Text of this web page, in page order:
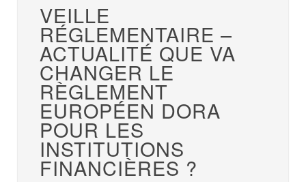
VEILLE
RÉGLEMENTAIRE –
ACTUALITÉ QUE VA
CHANGER LE
RÈGLEMENT
EUROPÉEN DORA
POUR LES
INSTITUTIONS
FINANCIÈRES ?